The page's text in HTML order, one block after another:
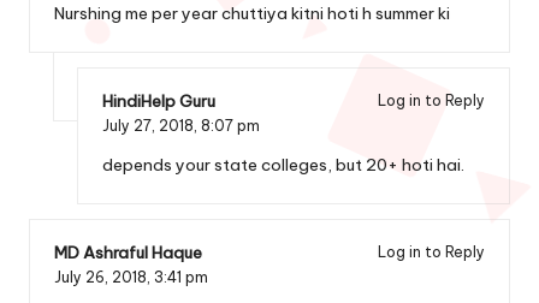
Nurshing me per year chuttiya kitni hoti h summer ki
HindiHelp Guru
Log in to Reply
July 27, 2018, 8:07 pm
depends your state colleges, but 20+ hoti hai.
MD Ashraful Haque
Log in to Reply
July 26, 2018, 3:41 pm